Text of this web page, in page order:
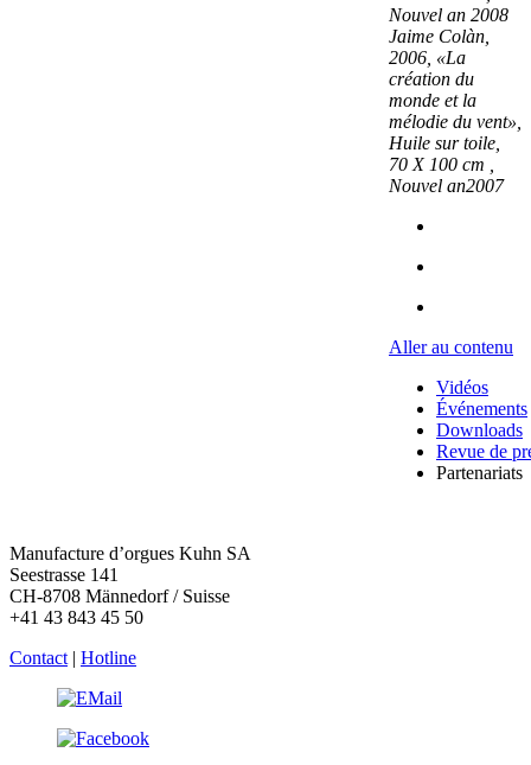
Nouvel an 2008
Jaime Colàn,
2006, «La
création du
monde et la
mélodie du vent»,
Huile sur toile,
70 X 100 cm ,
Nouvel an2007
Aller au contenu
Vidéos
Événements
Downloads
Revue de
Partenariats
Manufacture d’orgues Kuhn SA
Seestrasse 141
CH-8708 Männedorf / Suisse
+41 43 843 45 50
Contact | Hotline